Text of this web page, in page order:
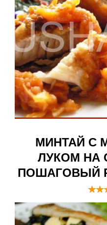
МИНТАЙ С
ЛУКОМ НА
ПОШАГОВЫЙ